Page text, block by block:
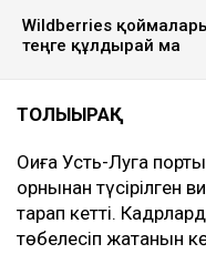
Wildberries
теңге құлдырай ма
ТОЛЫҒЫРАҚ
Оқиға Усть-Луга
орнынан түсірілген
тарап кетті.
төбелесіп жатқанын